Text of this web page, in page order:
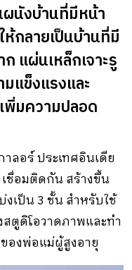
ผนังบ้านที่มีหน้า
กลายเป็นบ้านที่มี
แผ่นเหล็กเจาะรู
แข็งแรงและ
พิ่มความปลอด
ลอร์ ประเทศอินเดีย
ชื่อมติดกัน สร้างขึ้น
เป็น 3 ชั้น สำหรับใช้
ตูดิโอวาดภาพและทำ
องพ่อแม่ผู้สูงอายุ